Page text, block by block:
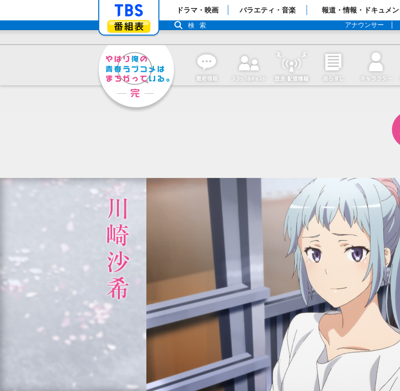
「TBSテレビ」トップページ
番組表
ドラマ・映画 バラエティ・音楽 報道・情報・ドキュメ
アナウンサー
検索